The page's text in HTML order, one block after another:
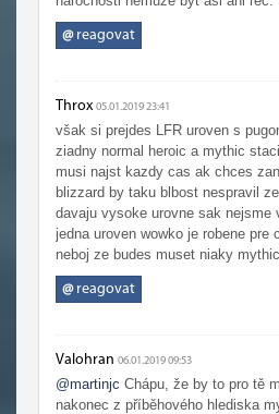
@reagovat
Throx 05.01.2019 23:41
však si prejdes LFR uroven s
ziadny normal heroic a mythic
musi najst kazdy cas ak chces
blizzard by taku blbost nespravil
davaju vysoke urovne sak nejsme
jedna uroven wowko je robene pre
neboj ze budes muset niaky
@reagovat
Valohran 06.01.2019 09:53
@martinjc Chápu, že by to pro tě
nakonec z příběhového hlediska